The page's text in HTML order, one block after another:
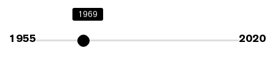
1955
1969
2020